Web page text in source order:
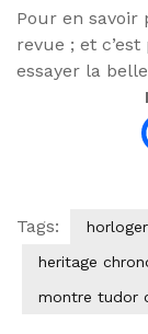
Pour en
revue ; et
essayer la belle
Tags:
heritage
montre tudor